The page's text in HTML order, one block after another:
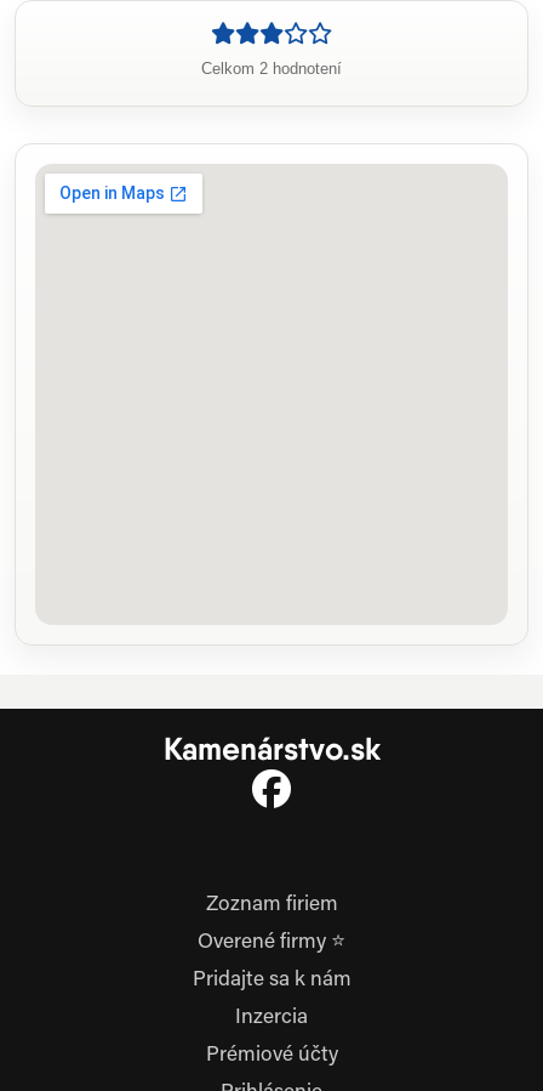
Celkom 2 hodnotení
Kamenárstvo.sk
Zoznam firiem
Overené firmy ⭐
Pridajte sa k nám
Inzercia
Prémiové účty